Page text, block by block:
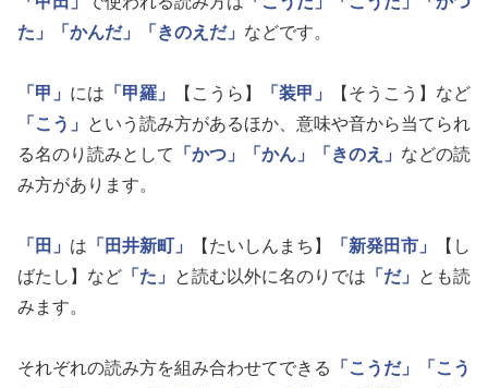
た」
「かんだ」 「きのえだ」 などです。
「甲」 には 「甲羅」 【こうら】 「装甲」
【そうこう】など
「こう」
という読み方があるほか、意味や音から当てられ
る名のり読みとして
「かつ」 「かん」 「きのえ」 などの読
み方があります。
「田」 は 「田井新町」 【たいしんまち】 「新発田市」
【し
ばたし】など 「た」 と読む以外に名のりでは 「だ」
とも読
みます。
それぞれの読み方を組み合わせてできる 「こうだ」
「こう